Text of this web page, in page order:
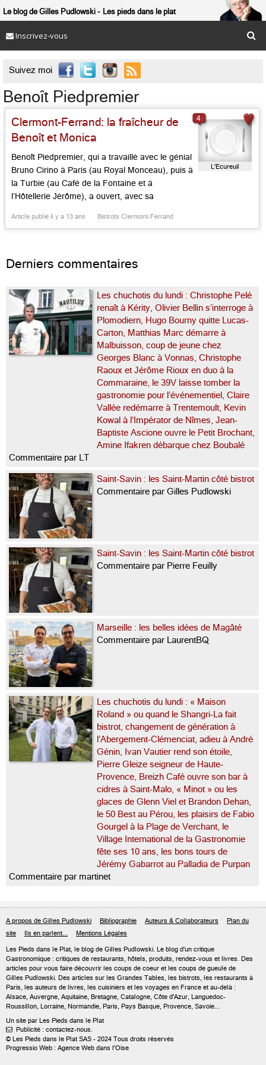
Le blog de Gilles Pudlowski Les pieds dans le plat
Inscrivez-vous
Suivez moi 
Benoît Piedpremier
Clermont-Ferrand: la fraîcheur de
Benoît et Monica
Benoît Piedpremier, qui a travaillé avec le génial
Bruno Cirino à Paris (au Royal Monceau), puis à
la Turbie (au Café de la Fontaine et à
l’Hôtellerie Jérôme), a ouvert, avec sa
cette belle table rustique sise non loin du palais
Article publié il y a 13 ans Bistrots Clermont-Ferrand
L'Ecureuil
4
Derniers commentaires
Les chuchotis du lundi : Christophe Pelé
renaît à Kérity, Olivier Bellin s’interroge à
Plomodiern, Hugo Bourny quitte Lucas-
Carton, Matthias Marc démarre à
Malbuisson, coup de jeune chez
Georges Blanc à Vonnas, Christophe
Raoux et Jérôme Rioux en duo à la
Commaraine, le 39V laisse tomber la
gastronomie pour l’événementiel, Claire
Vallée redémarre à Trentemoult, Kevin
Kowal à l’Impérator de Nîmes, Jean-
Baptiste Ascione ouvre le Petit Brochant,
Amine Ifakren débarque chez Boubalé
Commentaire par LT
Saint-Savin : les Saint-Martin côté bistrot
Commentaire par Gilles Pudlowski
Saint-Savin : les Saint-Martin côté bistrot
Commentaire par Pierre Feuilly
Marseille : les belles idées de Magâté
Commentaire par LaurentBQ
Les chuchotis du lundi : « Maison
Roland » ou quand le Shangri-La fait
bistrot, changement de génération à
l’Abergement-Clémenciat, adieu à André
Génin, Ivan Vautier rend son étoile,
Pierre Gleize seigneur de Haute-
Provence, Breizh Café ouvre son bar à
cidres à Saint-Malo, « Minot » ou les
glaces de Glenn Viel et Brandon Dehan,
le 50 Best au Pérou, les plaisirs de Fabio
Gourgel à la Plage de Verchant, le
Village International de la Gastronomie
fête ses 10 ans, les bons tours de
Jérémy Gabarrot au Palladia de Purpan
Commentaire par martinet
A propos de Gilles Pudlowski Bibliographie Auteurs & Collaborateurs
Plan du
site
Ils en parlent... Mentions Légales
Les Pieds dans le Plat, le blog de Gilles Pudlowski. Le blog d'un critique
Gastronomique : critiques de restaurants, hôtels, produits, rendez-vous et livres. Des
articles pour vous faire découvrir les coups de coeur et les coups de gueule de
Gilles Pudlowski. Des articles sur les Grandes Tables, les bistrots, les restaurants à
Paris, les auteurs de livres, les cuisiniers et les voyages en France et au-delà :
Alsace, Auvergne, Aquitaine, Bretagne, Catalogne, Côte d'Azur, Languedoc-
Roussillon, Lorraine, Normandie, Paris, Pays Basque, Provence, Savoie...
Un site par Les Pieds dans le Plat
 Publicité : contactez-nous.
© Les Pieds dans le Plat SAS - 2024 Tous droits réservés
Progressio Web : Agence Web dans l'Oise